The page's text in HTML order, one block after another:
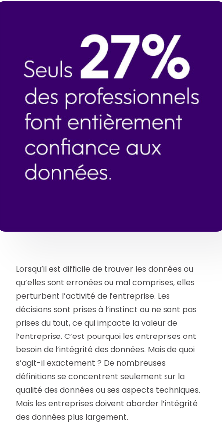
Lorsqu’il est difficile de trouver les données ou
qu’elles sont erronées ou mal comprises, elles
perturbent l’activité de l’entreprise. Les
décisions sont prises à l’instinct ou ne sont pas
prises du tout, ce qui impacte la valeur de
l’entreprise. C’est pourquoi les entreprises ont
besoin de l’intégrité des données. Mais de quoi
s’agit-il exactement ? De nombreuses
définitions se concentrent seulement sur la
qualité des données ou ses aspects techniques.
Mais les entreprises doivent aborder l’intégrité
des données plus largement.